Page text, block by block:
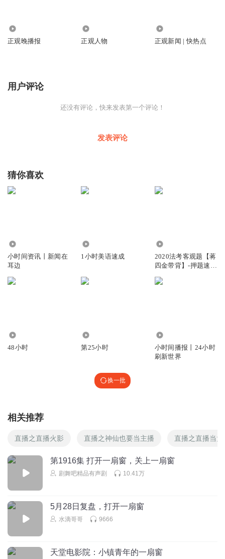
化馆、博物馆、图书馆等单位走进直播间大有潜力可挖。我
们有理由相信，通过体制机制创新，引导鼓励文化事业单位
正观晚播报 正观人物 正观新闻 | 快热点
用户评论
还没有评论，快来发表第一个评论！
发表评论
猜你喜欢
小时间资讯丨新闻在
耳边
1小时美语速成
2020法考客观题【蒋
四金带背】-押题速记
48小时 第25小时
小时间播报丨24小时
刷新世界
换一批
相关推荐
直播之直播火影 直播之神仙也要当主播 直播之直播当太
第1916集 打开一扇窗，关上一扇窗
剧舞吧精品有声剧 10.41万
5月28日复盘，打开一扇窗
水滴哥哥 9666
天堂电影院：小镇青年的一扇窗